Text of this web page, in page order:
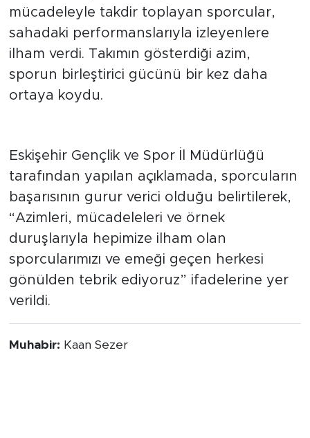
mücadeleyle takdir toplayan sporcular,
sahadaki performanslarıyla izleyenlere
ilham verdi. Takımın gösterdiği azim,
sporun birleştirici gücünü bir kez daha
ortaya koydu.
Eskişehir Gençlik ve Spor İl Müdürlüğü
tarafından yapılan açıklamada, sporcuların
başarısının gurur verici olduğu belirtilerek,
“Azimleri, mücadeleleri ve örnek
duruşlarıyla hepimize ilham olan
sporcularımızı ve emeği geçen herkesi
gönülden tebrik ediyoruz” ifadelerine yer
verildi.
Muhabir: Kaan Sezer